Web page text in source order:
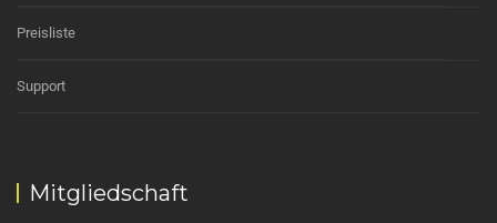
Preisliste
Support
Mitgliedschaft